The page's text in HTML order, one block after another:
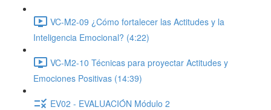
VC-M2-09 ¿Cómo fortalecer las Actitudes y la
Inteligencia Emocional? (4:22)
VC-M2-10 Técnicas para proyectar Actitudes y
Emociones Positivas (14:39)
EV02 - EVALUACIÓN Módulo 2